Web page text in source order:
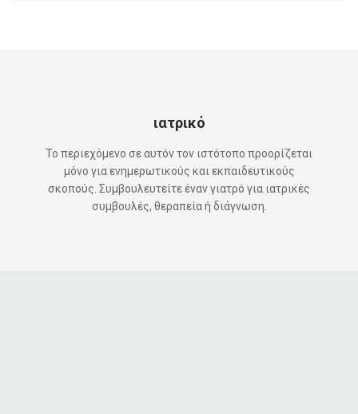
ιατρικό
Το περιεχόμενο σε αυτόν τον ιστότοπο προορίζεται
μόνο για ενημερωτικούς και εκπαιδευτικούς
σκοπούς. Συμβουλευτείτε έναν γιατρό για ιατρικές
συμβουλές, θεραπεία ή διάγνωση.